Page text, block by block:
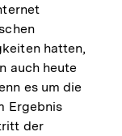
hatten,
auch heute
es um die
Ergebnis
der